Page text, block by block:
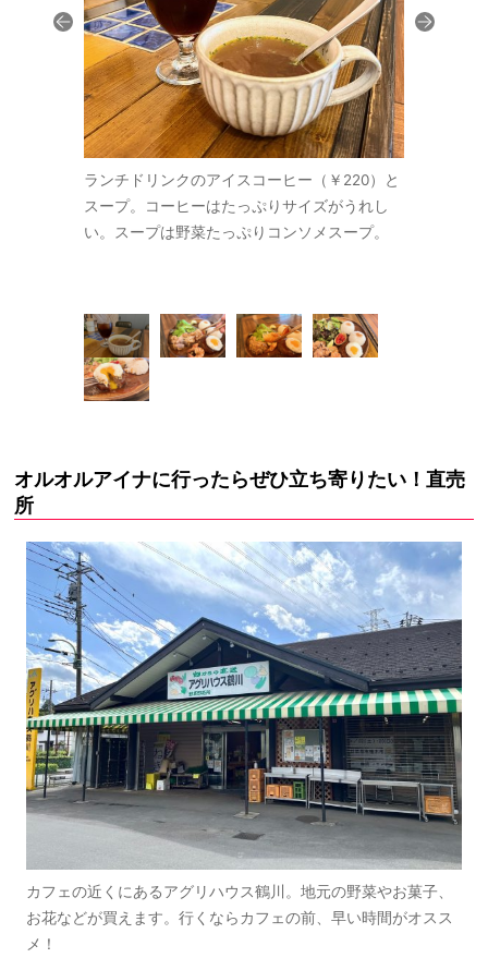
ランチドリンクのアイスコーヒー（￥220）と
スープ。コーヒーはたっぷりサイズがうれし
い。スープは野菜たっぷりコンソメスープ。
オルオルアイナに行ったらぜひ立ち寄りたい！直売
所
カフェの近くにあるアグリハウス鶴川。地元の野菜やお菓子、
お花などが買えます。行くならカフェの前、早い時間がオスス
メ！